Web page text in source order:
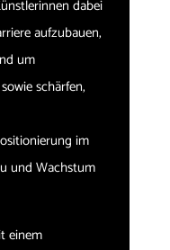
dabei
aufzubauen,
um
schärfen,
im
und Wachstum
einem